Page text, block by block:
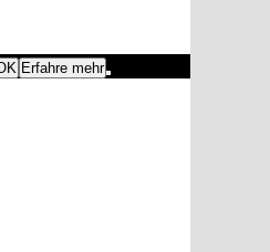
Erfahre mehr